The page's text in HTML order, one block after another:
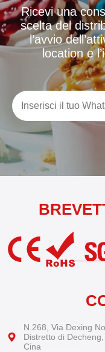
Ricevi una
scelta del
l’avvio
location e
N.268, Via Dexing
Distretto di
Cina